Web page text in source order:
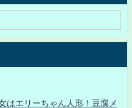
エリーちゃん人形！豆腐メ